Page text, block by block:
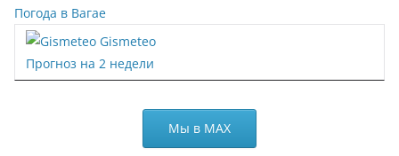
Погода в Вагае
Gismeteo
Прогноз на 2 недели
Мы в МАХ